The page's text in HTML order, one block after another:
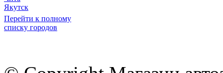
Якутск
Перейти к полному
списку городов